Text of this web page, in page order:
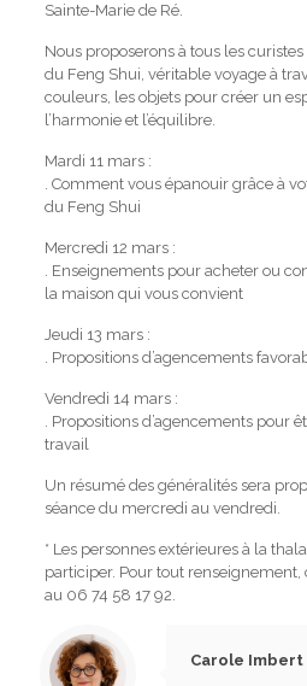
Sainte-Marie de Ré.
Nous proposerons à tous les
du Feng Shui, véritable voyage à
couleurs, les objets pour créer un
l’harmonie et l’équilibre.
Mardi 11 mars :
. Comment vous épanouir grâce à
du Feng Shui
Mercredi 12 mars :
. Enseignements pour acheter ou
la maison qui vous convient
Jeudi 13 mars :
. Propositions d’agencements
Vendredi 14 mars :
. Propositions d’agencements pour
travail
Un résumé des généralités sera
séance du mercredi au vendredi.
* Les personnes extérieures à la
participer. Pour tout
au 06 74 58 17 92.
Carole Imbert